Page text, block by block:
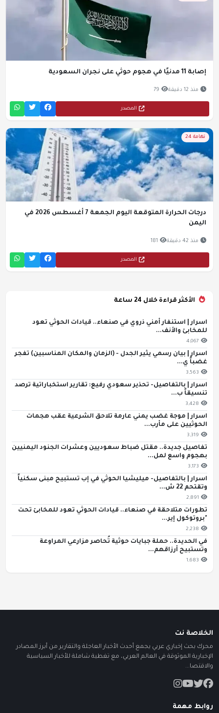
إصابة 11 مدنيًا في هجوم حوثي على نجران السعودية
منذ 12 دقيقة 79
المصدر
تهامة 24
درجات الحرارة المتوقعة اليوم الجمعة 7 أغسطس 2026 في
اليمن
منذ 42 دقيقة 181
المصدر
الأكثر قراءة خلال 24 ساعة
اسرار | استنفار أمني ذروي في صنعاء.. قيادات الحوثي تعود
للمخابئ والأنف...
4,067
اسرار | بيان رسمي يثير الجدل - (الزمان والمكان المناسبين) تفجر
غضباً ي...
3,563
اسرار | بالتفاصيل- تحذير سعودي رفيع: تقارير استخباراتية ترصد
تنسيقاً ب...
3,428
اسرار | موجة غضب يمني عارمة تلاحق الشرعية عقب هجمات
الحوثيين على مأرب...
3,319
تفاصيل جديدة.. مقتل ضباط سعوديين وعشرات الجنود اليمنيين
بهجوم واسع لمل...
3,173
اسرار | بالتفاصيل- ميليشيا الحوثي في إب تستبيح مبنى سكنياً
وتقتحم 22 ش...
2,891
تطورات متلاحقة في صنعاء.. قيادات الحوثي تعود للمخابئ تحت
"بروتوكول إير...
2,238
في الحديدة.. حملة جبايات حوثية تُحاصر مزارعي المراوعة
وتستبيح أرزاقهم...
1,683
الخلاصة نت
محرك بحث إخباري عربي يجمع أحدث الأخبار العاجلة والتقارير من أبرز المصادر
الإخبارية الموثوقة في العالم العربي، مع تغطية شاملة للأخبار السياسية
والاقتصا...
روابط مهمة